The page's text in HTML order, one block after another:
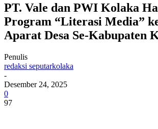
PT. Vale dan PWI Kolaka
Program “Literasi Media”
Aparat Desa Se-Kabupaten
Penulis
redaksi seputarkolaka
-
Desember 24, 2025
0
97